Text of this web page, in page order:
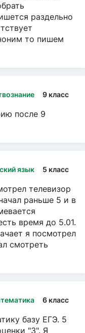
раздельно
то пишем
9 класс
после 9
язык 5 класс
телевизор
раньше 5 и в
время до 5.01.
я посмотрел
смотреть
6 класс
базу ЕГЭ. 5
"3". Я